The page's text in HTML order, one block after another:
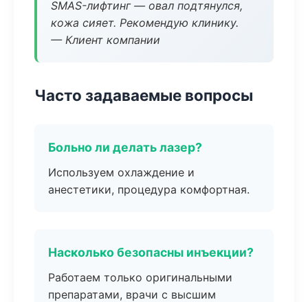
SMAS-лифтинг — овал подтянулся,
кожа сияет. Рекомендую клинику.
— Клиент компании
Часто задаваемые вопросы
Больно ли делать лазер?
Используем охлаждение и
анестетики, процедура комфортная.
Насколько безопасны инъекции?
Работаем только оригинальными
препаратами, врачи с высшим